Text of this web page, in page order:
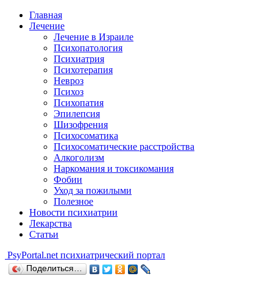
Главная
Лечение
Лечение в Израиле
Психопатология
Психиатрия
Психотерапия
Невроз
Психоз
Психопатия
Эпилепсия
Шизофрения
Психосоматика
Психосоматические расстройства
Алкоголизм
Наркомания и токсикомания
Фобии
Уход за пожилыми
Полезное
Новости психиатрии
Лекарства
Статьи
PsyPortal.net психиатрический портал
Поделиться…